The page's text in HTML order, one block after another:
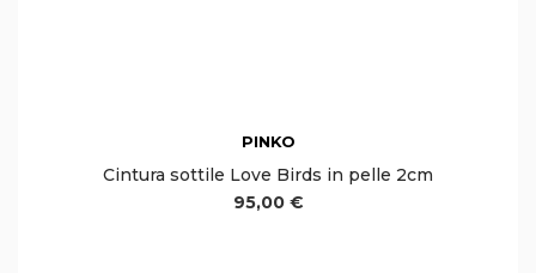
PINKO
Cintura sottile Love Birds in pelle 2cm
95,00 €